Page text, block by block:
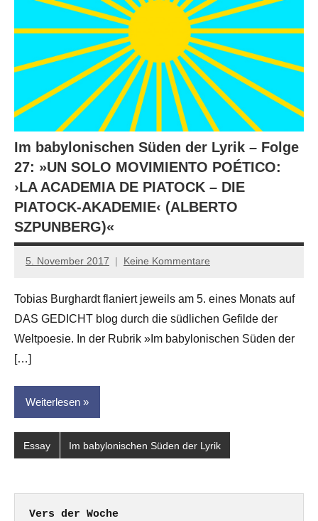
Im babylonischen Süden der Lyrik – Folge
27: »UN SOLO MOVIMIENTO POÉTICO:
›LA ACADEMIA DE PIATOCK – DIE
PIATOCK-AKADEMIE‹ (ALBERTO
SZPUNBERG)«
5. November 2017
Anton
Leitner
Keine Kommentare
Tobias Burghardt flaniert jeweils am 5. eines Monats auf
DAS GEDICHT blog durch die südlichen Gefilde der
Weltpoesie. In der Rubrik »Im babylonischen Süden der
[…]
Weiterlesen
Essay Im babylonischen Süden der Lyrik
Vers der Woche